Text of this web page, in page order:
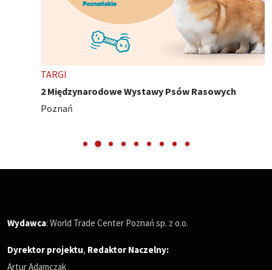
2 Międzynarodowe Wystawy Psów Rasowych
Wydawca: World Trade Center Poznań sp. z o.o.
Dyrektor projektu, Redaktor Naczelny:
Artur Adamczak